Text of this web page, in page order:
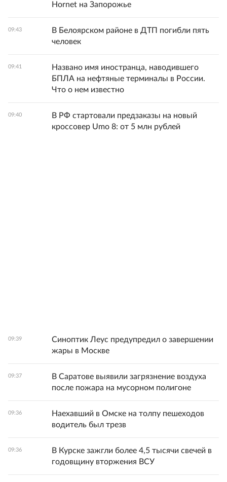
Hornet на Запорожье
09:43
В Белоярском районе в ДТП погибли пять
человек
09:41
Названо имя иностранца, наводившего
БПЛА на нефтяные терминалы в России.
Что о нем известно
09:40
В РФ стартовали предзаказы на новый
кроссовер Umo 8: от 5 млн рублей
09:39
Синоптик Леус предупредил о завершении
жары в Москве
09:37
В Саратове выявили загрязнение воздуха
после пожара на мусорном полигоне
09:36
Наехавший в Омске на толпу пешеходов
водитель был трезв
09:36
В Курске зажгли более 4,5 тысячи свечей в
годовщину вторжения ВСУ